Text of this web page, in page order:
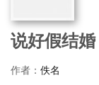
说好假结
作者： 佚名